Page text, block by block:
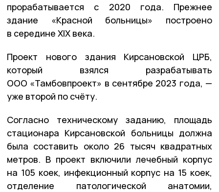
прорабатывается с 2020 года. Прежнее
здание «Красной больницы» построено
в середине XIX века.
Проект нового здания Кирсановской ЦРБ,
который взялся разрабатывать
ООО «Тамбовпроект» в сентябре 2023 года, —
уже второй по счёту.
Согласно техническому заданию, площадь
стационара Кирсановской больницы должна
была составить около 26 тысяч квадратных
метров. В проект включили лечебный корпус
на 105 коек, инфекционный корпус на 15 коек,
отделение патологической анатомии,